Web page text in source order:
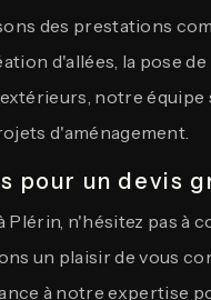
des prestations
d'allées, la pose
notre équipe
d'aménagement.
pour un devis
n'hésitez pas à
un plaisir de vous
à notre expertise